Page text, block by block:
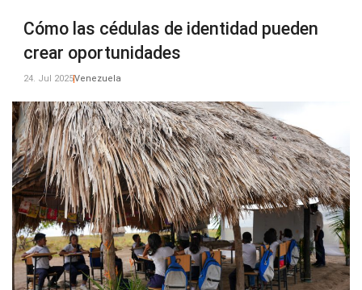
Cómo las cédulas de identidad pueden
crear oportunidades
24. Jul 2025Venezuela